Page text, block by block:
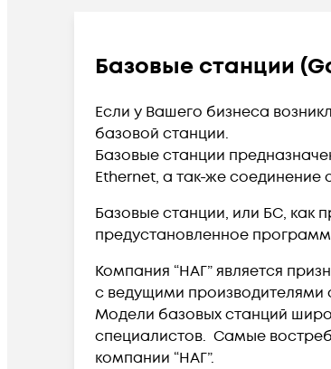
Базовые станции
Если у Вашего бизнеса
базовой станции.
Базовые станции
Ethernet, а так-же
Базовые станции, или БС, как
предустановленное
Компания “НАГ” является
с ведущими производителями
Модели базовых станций
специалистов. Самые
компании “НАГ”.